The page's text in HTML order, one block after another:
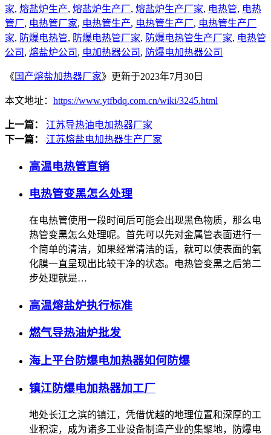
家, 熔盐炉生产, 熔盐炉生产厂, 熔盐炉生产厂家, 电热管, 电热
管厂, 电热管厂家, 电热管生产, 电热管生产厂, 电热管生产厂
家, 防爆电热管, 防爆电热管厂家, 防爆电热管生产厂家, 电热管
公司 , 熔盐炉公司 , 电加热器公司 , 防爆电加热器公司
《 国产熔盐加热器厂家》更新于2023年7月30日
本文地址： https://www.ytfbdq.com.cn/wiki/3245.html
上一篇：
江苏导热油电加热器厂家
下一篇：
江苏熔盐电加热器生产厂家
高温电热管直销
电热管变黑怎么处理
在电热管使用一段时间后可能会出现黑色物质，那么电
热管变黑怎么处理呢。首先可以先对金属管表面进行一
个简单的清洁，如果经常清洁的话，就可以使表面的氧
化膜一直呈现出比较干净的状态。电热管变黑之后第二
步处理就是…
高温熔盐炉执行标准
燃气导热油炉批发
海上平台防爆电加热器如何防爆
镇江防爆电加热器加工厂
地处长江之滨的镇江，凭借优越的地理位置和深厚的工
业积淀，成为诸多工业设备制造产业的集聚地，防爆电